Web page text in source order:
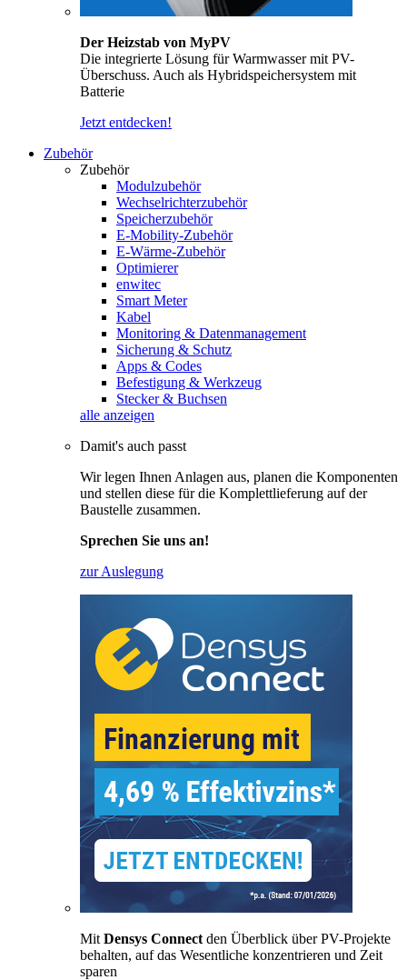
Der Heizstab von MyPV
Die integrierte Lösung für Warmwasser mit PV-
Überschuss. Auch als Hybridspeichersystem mit
Batterie
Jetzt entdecken!
Zubehör
Zubehör
Modulzubehör
Wechselrichterzubehör
Speicherzubehör
E-Mobility-Zubehör
E-Wärme-Zubehör
Optimierer
enwitec
Smart Meter
Kabel
Monitoring & Datenmanagement
Sicherung & Schutz
Apps & Codes
Befestigung & Werkzeug
Stecker & Buchsen
alle anzeigen
Damit's auch passt
Wir legen Ihnen Anlagen aus, planen die Komponenten
und stellen diese für die Komplettlieferung auf der
Baustelle zusammen.
Sprechen Sie uns an!
zur Auslegung
Mit Densys Connect den Überblick über PV-Projekte
behalten, auf das Wesentliche konzentrieren und Zeit
sparen